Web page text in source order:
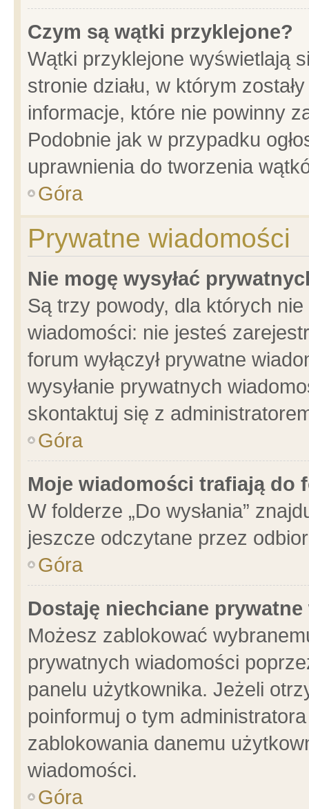
Czym są wątki przyklejone?
Wątki przyklejone wyświetlają
stronie działu, w którym
informacje, które nie powinny
Podobnie jak w przypadku
uprawnienia do tworzenia
Góra
Prywatne wiadomości
Nie mogę wysyłać
Są trzy powody, dla których
wiadomości: nie jesteś
forum wyłączył prywatne
wysyłanie prywatnych
skontaktuj się z
Góra
Moje wiadomości trafiają do
W folderze „Do wysłania”
jeszcze odczytane przez
Góra
Dostaję niechciane
Możesz zablokować
prywatnych wiadomości
panelu użytkownika. Jeżeli
poinformuj o tym
zablokowania danemu
wiadomości.
Góra